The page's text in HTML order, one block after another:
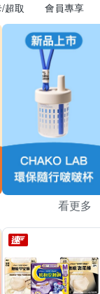
超取 會員專享
看更多